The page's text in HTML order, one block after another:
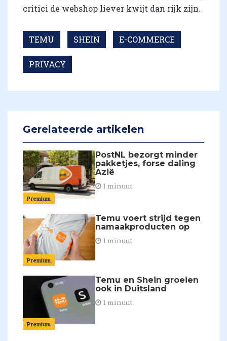
critici de webshop liever kwijt dan rijk zijn.
TEMU SHEIN E-COMMERCE
PRIVACY
Gerelateerde artikelen
Premium
PostNL bezorgt minder
pakketjes, forse daling
Azië
1 minuut
Premium
Temu voert strijd tegen
namaakproducten op
1 minuut
Premium
Temu en Shein groeien
ook in Duitsland
1 minuut